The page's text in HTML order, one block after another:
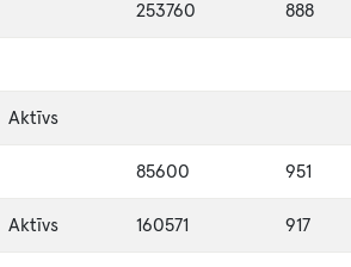
253760 888
Aktīvs
85600 951
Aktīvs 160571 917